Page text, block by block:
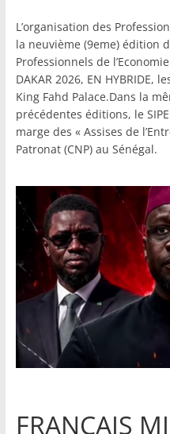
L’organisation des
la neuvième (9eme) édition
Professionnels de
DAKAR 2026, EN HYBRIDE,
King Fahd Palace.Dans la
précédentes éditions, le
marge des « Assises de
Patronat (CNP) au Sénégal.
FRANCAIS